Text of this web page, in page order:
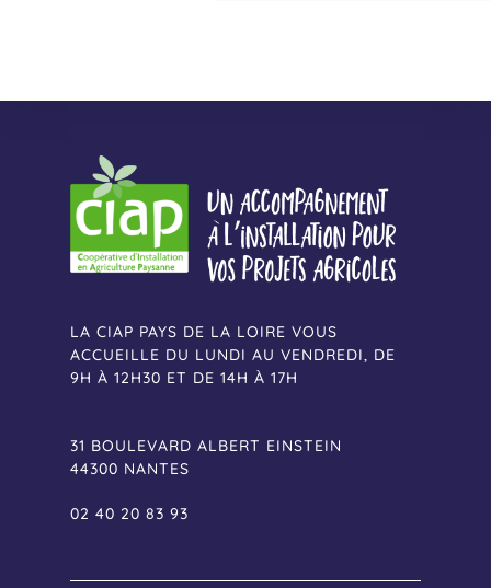
LA CIAP PAYS DE LA LOIRE VOUS
ACCUEILLE DU LUNDI AU VENDREDI, DE
9H À 12H30 ET DE 14H À 17H
31 BOULEVARD ALBERT EINSTEIN
44300 NANTES
02 40 20 83 93